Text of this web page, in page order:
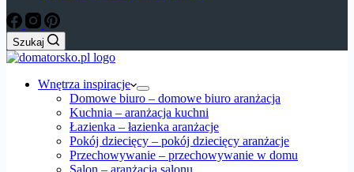
Szukaj
Wnętrza inspiracje
Domowe biuro – domowe biuro aranżacja
Kuchnia – aranżacja kuchni
Łazienka – łazienka aranżacje
Pokój dziecięcy – pokój dziecięcy aranżacje
Przechowywanie – przechowywanie w domu
Salon – aranżacja salonu